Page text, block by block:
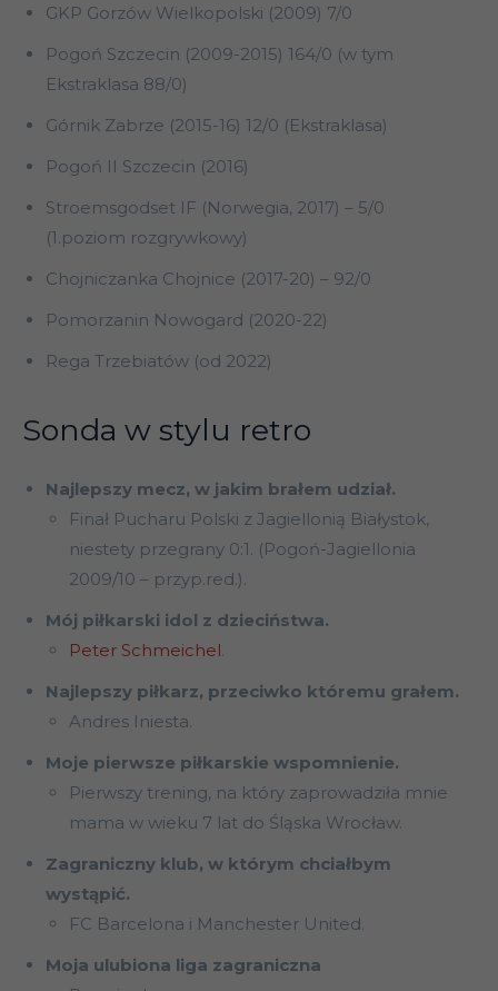
GKP Gorzów Wielkopolski (2009) 7/0
Pogoń Szczecin (2009-2015) 164/0 (w tym
Ekstraklasa 88/0)
Górnik Zabrze (2015-16) 12/0 (Ekstraklasa)
Pogoń II Szczecin (2016)
Stroemsgodset IF (Norwegia, 2017) – 5/0
(1.poziom rozgrywkowy)
Chojniczanka Chojnice (2017-20) – 92/0
Pomorzanin Nowogard (2020-22)
Rega Trzebiatów (od 2022)
Sonda w stylu retro
Najlepszy mecz, w jakim brałem udział.
Finał Pucharu Polski z Jagiellonią Białystok,
niestety przegrany 0:1. (Pogoń-Jagiellonia
2009/10 – przyp.red.).
Mój piłkarski idol z dzieciństwa.
Peter Schmeichel.
Najlepszy piłkarz, przeciwko któremu grałem.
Andres Iniesta.
Moje pierwsze piłkarskie wspomnienie.
Pierwszy trening, na który zaprowadziła mnie
mama w wieku 7 lat do Śląska Wrocław.
Zagraniczny klub, w którym chciałbym
wystąpić.
FC Barcelona i Manchester United.
Moja ulubiona liga zagraniczna